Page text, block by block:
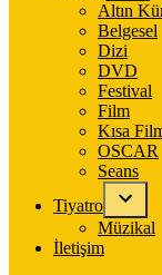
Altın
Belgesel
Dizi
DVD
Festival
Film
Kısa
OSCAR
Seans
Tiyatro
Müzikal
İletişim